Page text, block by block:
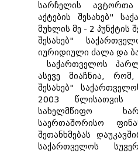
სარჩელის
აქტების შესახებ"
მუხლის მე - 2 პუნქტის
შესახებ"
იურიდიული ძალა და
საქართველოს
ასევე მიაჩნია,
შესახებ"
2003 წლისათვის
სახელმწიფო
საერთაშორისო
შეთანხმებას
საქართველოს